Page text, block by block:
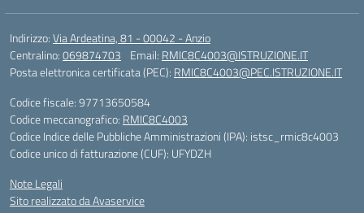
Indirizzo:Via Ardeatina, 81 - 00042 - Anzio
Centralino:069874703 Email: RMIC8C4003@ISTRUZIONE.IT
Posta elettronica certificata (PEC): RMIC8C4003@PEC.ISTRUZIONE.IT
Codice fiscale: 97713650584
Codice meccanografico: RMIC8C4003
Codice Indice delle Pubbliche Amministrazioni (IPA): istsc_rmic8c4003
Codice unico di fatturazione (CUF): UFYDZH
Note Legali
Sito realizzato da Avaservice